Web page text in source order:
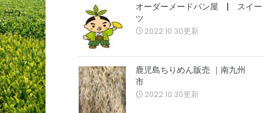
オーダーメードパン屋 | スイー
ツ
2022.10.30更新
鹿児島ちりめん販売 ｜南九州
市
2022.10.30更新